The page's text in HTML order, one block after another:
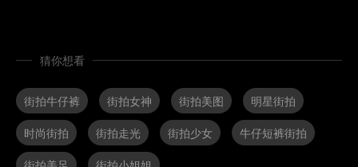
猜你想看
街拍牛仔裤 街拍女神 街拍美图
明星街拍
时尚街拍
街拍走光 街拍少女
牛仔短裤街拍